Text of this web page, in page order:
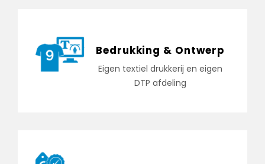
Bedrukking & Ontwerp
Eigen textiel drukkerij en eigen
DTP afdeling